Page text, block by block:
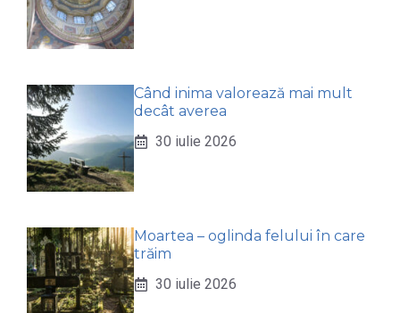
Când inima valorează mai mult
decât averea
30 iulie 2026
Moartea – oglinda felului în care
trăim
30 iulie 2026